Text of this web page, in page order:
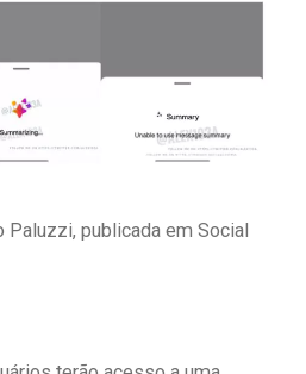
Paluzzi, publicada em Social